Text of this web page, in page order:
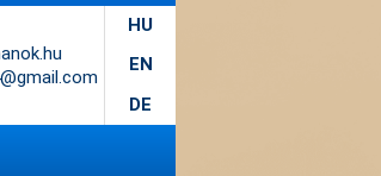
HU
EN
DE